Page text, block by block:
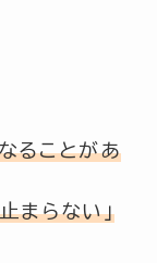
ることがあ
まらない」